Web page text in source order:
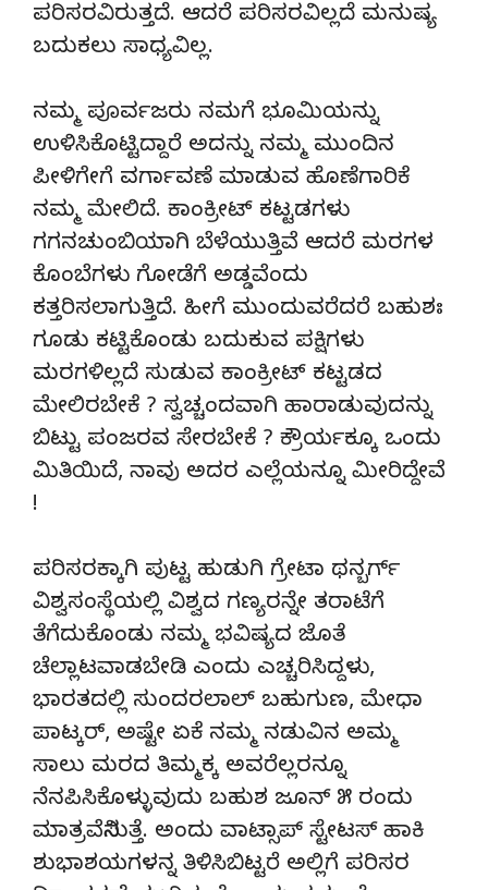
ಪರಿಸರವಿರುತ್ತದೆ. ಆದರೆ ಪರಿಸರವಿಲ್ಲದೆ ಮನುಷ್ಯ
ಬದುಕಲು ಸಾಧ್ಯವಿಲ್ಲ.
ನಮ್ಮ ಪೂರ್ವಜರು ನಮಗೆ ಭೂಮಿಯನ್ನು
ಉಳಿಸಿಕೊಟ್ಟಿದ್ದಾರೆ ಅದನ್ನು ನಮ್ಮ ಮುಂದಿನ
ಪೀಳಿಗೇಗೆ ವರ್ಗಾವಣೆ ಮಾಡುವ ಹೊಣೆಗಾರಿಕೆ
ನಮ್ಮ ಮೇಲಿದೆ. ಕಾಂಕ್ರೀಟ್ ಕಟ್ಟಡಗಳು
ಗಗನಚುಂಬಿಯಾಗಿ ಬೆಳೆಯುತ್ತಿವೆ ಆದರೆ ಮರಗಳ
ಕೊಂಬೆಗಳು ಗೋಡೆಗೆ ಅಡ್ಡವೆಂದು
ಕತ್ತರಿಸಲಾಗುತ್ತಿದೆ. ಹೀಗೆ ಮುಂದುವರೆದರೆ ಬಹುಶಃ
ಗೂಡು ಕಟ್ಟಿಕೊಂಡು ಬದುಕುವ ಪಕ್ಷಿಗಳು
ಮರಗಳಿಲ್ಲದೆ ಸುಡುವ ಕಾಂಕ್ರೀಟ್ ಕಟ್ಟಡದ
ಮೇಲಿರಬೇಕೆ ? ಸ್ವಚ್ಚಂದವಾಗಿ ಹಾರಾಡುವುದನ್ನು
ಬಿಟ್ಟು ಪಂಜರವ ಸೇರಬೇಕೆ ? ಕ್ರೌರ್ಯಕ್ಕೂ ಒಂದು
ಮಿತಿಯಿದೆ, ನಾವು ಅದರ ಎಲ್ಲೆಯನ್ನೂ ಮೀರಿದ್ದೇವೆ
!
ಪರಿಸರಕ್ಕಾಗಿ ಪುಟ್ಟ ಹುಡುಗಿ ಗ್ರೇಟಾ ಥನ್ಬರ್ಗ್
ವಿಶ್ವಸಂಸ್ಥೆಯಲ್ಲಿ ವಿಶ್ವದ ಗಣ್ಯರನ್ನೇ ತರಾಟೆಗೆ
ತೆಗೆದುಕೊಂಡು ನಮ್ಮ ಭವಿಷ್ಯದ ಜೊತೆ
ಚೆಲ್ಲಾಟವಾಡಬೇಡಿ ಎಂದು ಎಚ್ಚರಿಸಿದ್ದಳು,
ಭಾರತದಲ್ಲಿ ಸುಂದರಲಾಲ್ ಬಹುಗುಣ, ಮೇಧಾ
ಪಾಟ್ಕರ್, ಅಷ್ಟೇ ಏಕೆ ನಮ್ಮ ನಡುವಿನ ಅಮ್ಮ
ಸಾಲು ಮರದ ತಿಮ್ಮಕ್ಕ ಅವರೆಲ್ಲರನ್ನೂ
ನೆನಪಿಸಿಕೊಳ್ಳುವುದು ಬಹುಶ ಜೂನ್ ೫ ರಂದು
ಮಾತ್ರವೆನಿಸುತ್ತೆ. ಅಂದು ವಾಟ್ಸಾಪ್ ಸ್ಟೇಟಸ್ ಹಾಕಿ
ಶುಭಾಶಯಗಳನ್ನ ತಿಳಿಸಿಬಿಟ್ಟರೆ ಅಲ್ಲಿಗೆ ಪರಿಸರ